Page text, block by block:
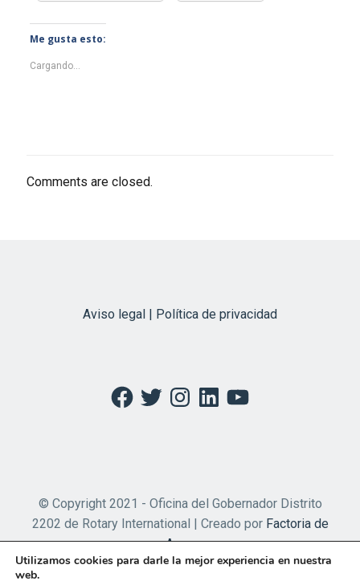
Me gusta esto:
Cargando...
Comments are closed.
Aviso legal | Política de privacidad
Facebook
TwitterInstagramLinkedInYouTube
© Copyright 2021 - Oficina del Gobernador Distrito
2202 de Rotary International | Creado por Factoria de
Apps
Utilizamos cookies para darle la mejor experiencia en nuestra
web.